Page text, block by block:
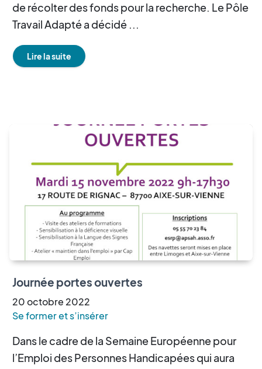
de récolter des fonds pour la recherche. Le Pôle
Travail Adapté a décidé ...
Lire la suite
Journée portes ouvertes
20octobre2022
Se former et s’insérer
Dans le cadre de la Semaine Européenne pour
l’Emploi des Personnes Handicapées qui aura